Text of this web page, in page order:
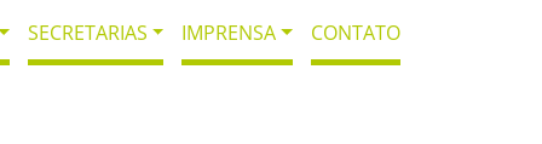
SECRETARIAS IMPRENSA CONTATO